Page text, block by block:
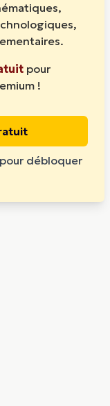
pour
!
pour débloquer